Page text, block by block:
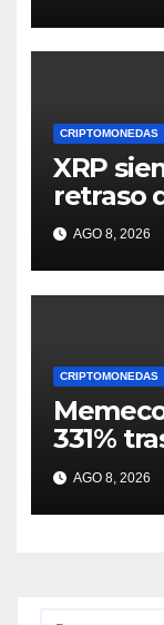
CRIPTOMONEDAS
XRP
retraso
¿Podrá
encima
AGO 8, 2026
CRIPTOMONEDAS
331%
sobre
AGO 8, 2026